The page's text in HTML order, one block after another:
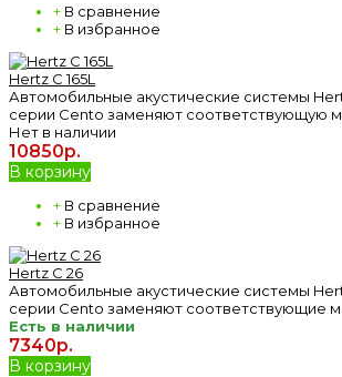
+ В сравнение
+ В избранное
Hertz C 165L
Автомобильные акустические системы
серии Cento заменяют соответствующую
Нет в наличии
10850р.
В корзину
+ В сравнение
+ В избранное
Hertz C 26
Автомобильные акустические системы
серии Cento заменяют соответствующие
Есть в наличии
7340р.
В корзину